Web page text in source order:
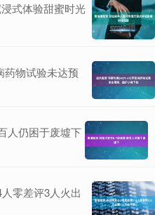
式体验甜蜜时光
药物试验未达预
人仍困于废墟下
零差评3人火出